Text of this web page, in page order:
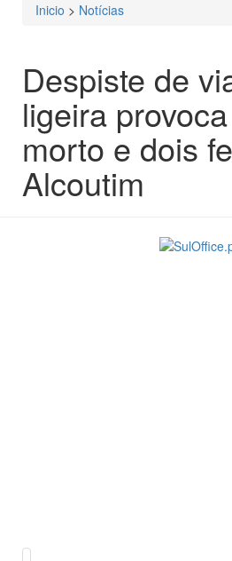
Está aqui
Inicio > Notícias
Despiste de
ligeira
morto e dois
Alcoutim